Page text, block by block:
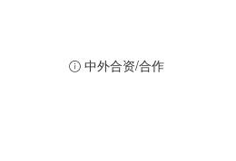
中外合资/合作